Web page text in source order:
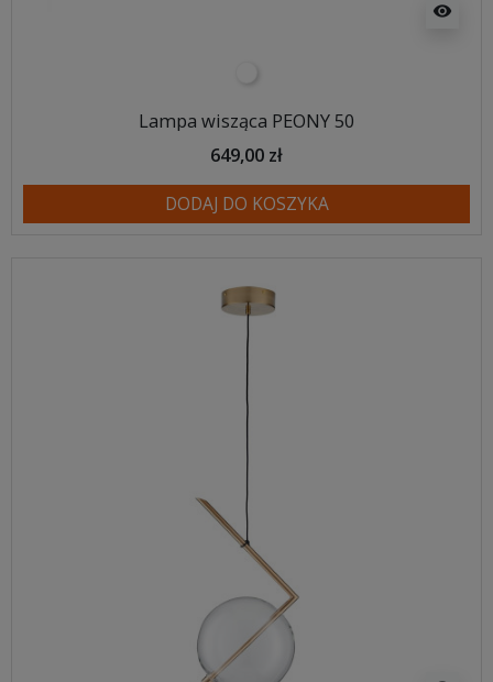
visibility
Lampa wisząca PEONY 50
649,00 zł
DODAJ DO KOSZYKA